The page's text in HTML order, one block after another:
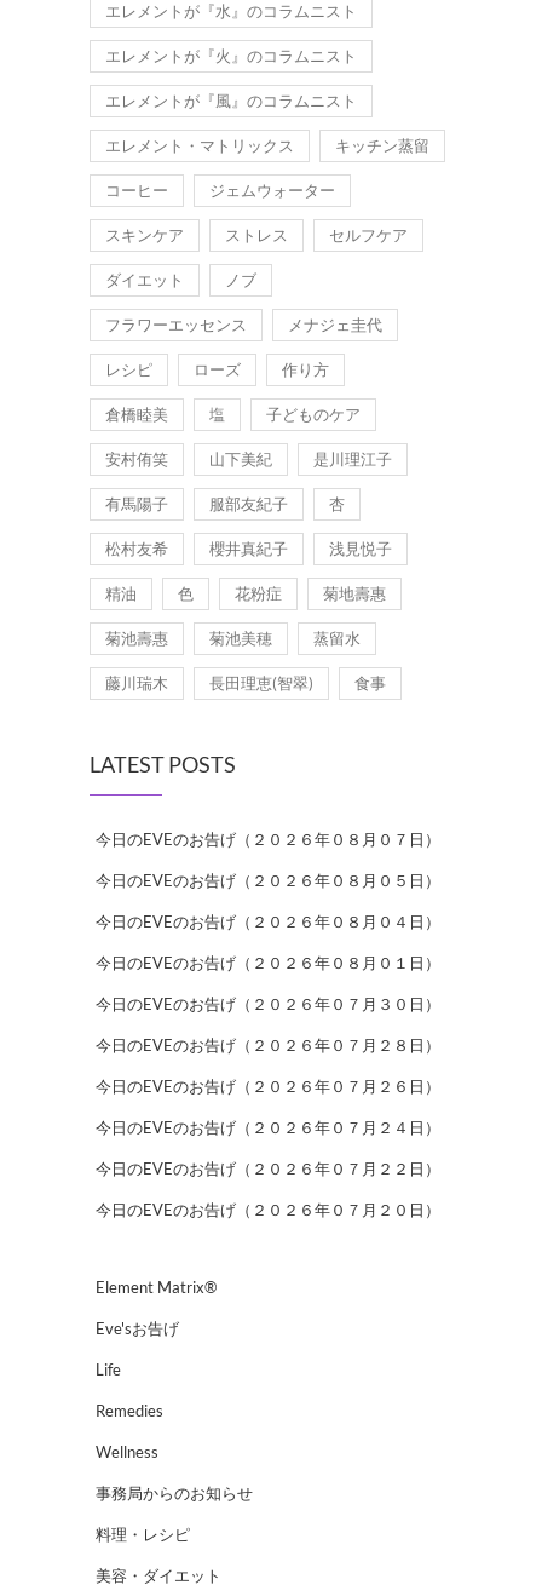
エレメントが『水』のコラムニスト
エレメントが『火』のコラムニスト
エレメントが『風』のコラムニスト
エレメント・マトリックス キッチン蒸留
コーヒー ジェムウォーター
スキンケア ストレス セルフケア
ダイエット ノブ
フラワーエッセンス メナジェ圭代
レシピ ローズ 作り方
倉橋睦美 塩 子どものケア
安村侑笑 山下美紀 是川理江子
有馬陽子 服部友紀子 杏
松村友希 櫻井真紀子 浅見悦子
精油 色 花粉症 菊地壽惠
菊池壽惠 菊池美穂 蒸留水
藤川瑞木 長田理恵(智翠) 食事
LATEST POSTS
今日のEVEのお告げ（２０２６年０８月０７日）
今日のEVEのお告げ（２０２６年０８月０５日）
今日のEVEのお告げ（２０２６年０８月０４日）
今日のEVEのお告げ（２０２６年０８月０１日）
今日のEVEのお告げ（２０２６年０７月３０日）
今日のEVEのお告げ（２０２６年０７月２８日）
今日のEVEのお告げ（２０２６年０７月２６日）
今日のEVEのお告げ（２０２６年０７月２４日）
今日のEVEのお告げ（２０２６年０７月２２日）
今日のEVEのお告げ（２０２６年０７月２０日）
Element Matrix®
Eve'sお告げ
Life
Remedies
Wellness
事務局からのお知らせ
料理・レシピ
美容・ダイエット